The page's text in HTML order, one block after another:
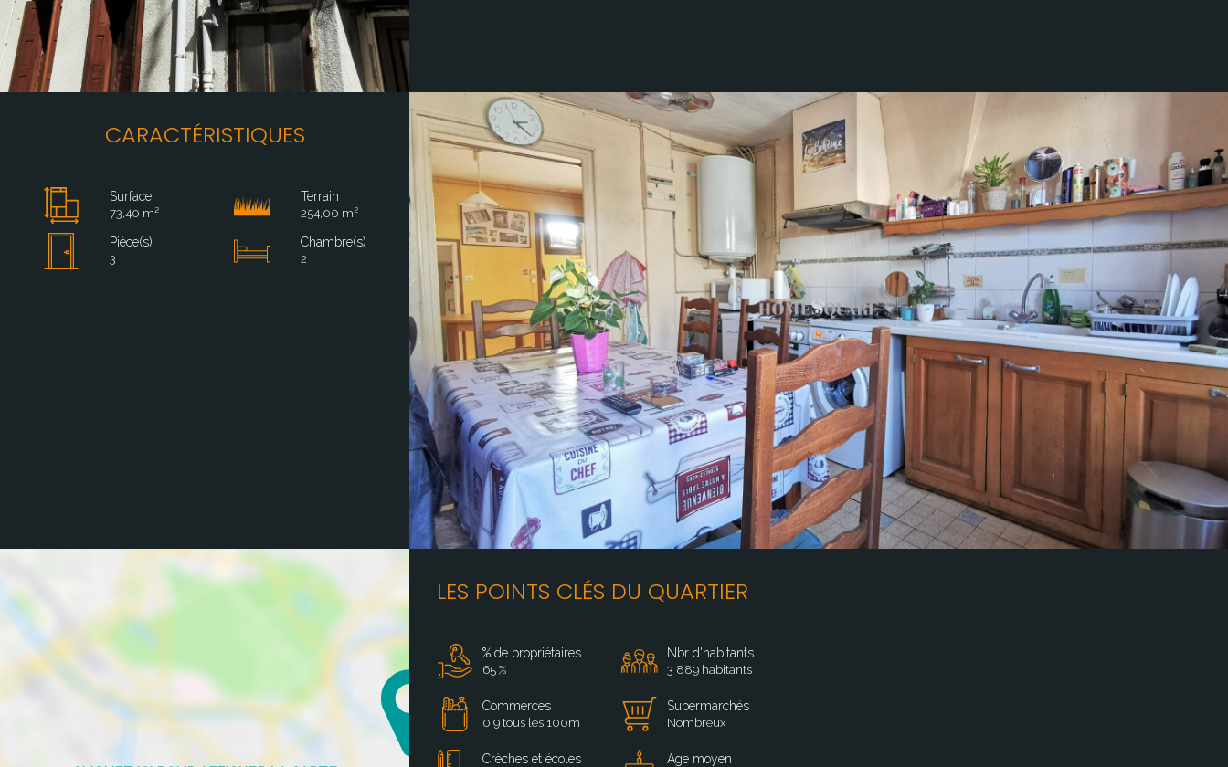
CARACTÉRISTIQUES
Surface
73,40 m²
Terrain
254,00 m²
Pièce(s)
3
Chambre(s)
2
LES POINTS CLÉS DU QUARTIER
% de propriétaires
65 %
Nbr d'habitants
3 889 habitants
Commerces
0,9 tous les 100m
Supermarchés
Nombreux
Crèches et écoles Age moyen